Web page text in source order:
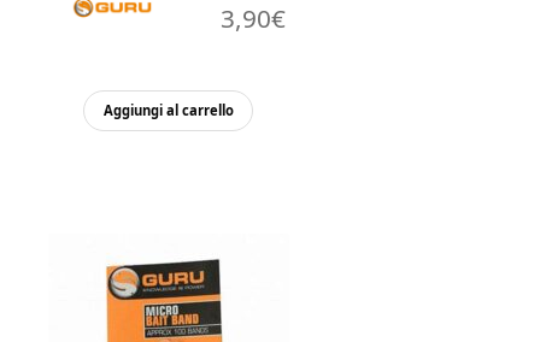
3,90€
Aggiungi al carrello